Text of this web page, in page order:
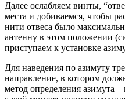
Далее ослабляем винты,
места и добиваемся, чтобы
нити отвеса было
антенну в этом положении
приступаем к установке
Для наведения по азимуту
направление, в котором
метод определения азимута